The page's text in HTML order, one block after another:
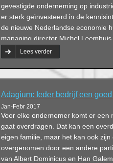
gevestigde onderneming op
er sterk geïnvesteerd in de
de nieuwe Nederlandse economie
managing director Michel
Hertogenbosch en Omstreken
vastgoedontwikkelaar bij deze
Lees verder
Adagium: Ieder bedrijf een
Jan-Febr 2017
Voor elke ondernemer komt er een
gaat overdragen. Dat kan een
eigen familie, maar het kan ook
overgenomen door een andere
van Albert Dominicus en Han